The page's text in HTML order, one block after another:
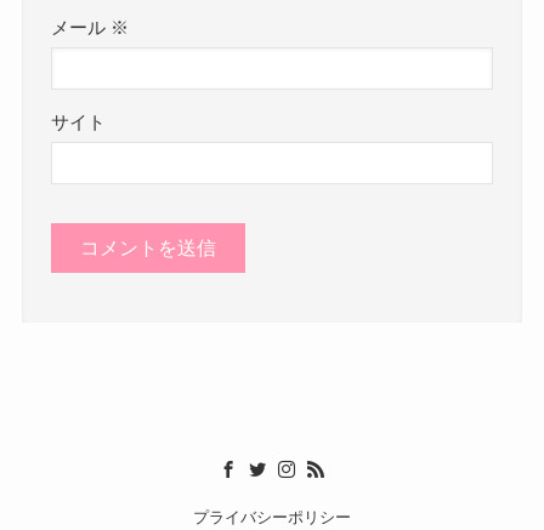
メール ※
サイト
プライバシーポリシー